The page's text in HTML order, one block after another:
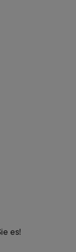
es!